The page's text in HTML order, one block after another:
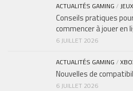
ACTUALITÉS GAMING /
Conseils pratiques
commencer à jouer en
6 JUILLET 2026
ACTUALITÉS GAMING /
Nouvelles de
6 JUILLET 2026